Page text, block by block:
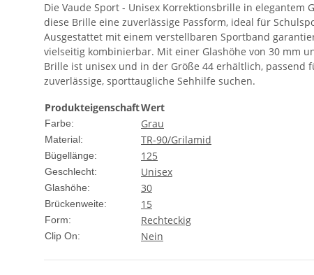
Die Vaude Sport - Unisex Korrektionsbrille in
diese Brille eine zuverlässige Passform, ideal für
Ausgestattet mit einem verstellbaren Sportband
vielseitig kombinierbar. Mit einer Glashöhe von 30 mm
Brille ist unisex und in der Größe 44 erhältlich, passend
zuverlässige, sporttaugliche Sehhilfe suchen.
ProdukteigenschaftWert
Farbe: Grau
Material: TR-90/Grilamid
Bügellänge: 125
Geschlecht: Unisex
Glashöhe: 30
Brückenweite: 15
Form: Rechteckig
Clip On: Nein